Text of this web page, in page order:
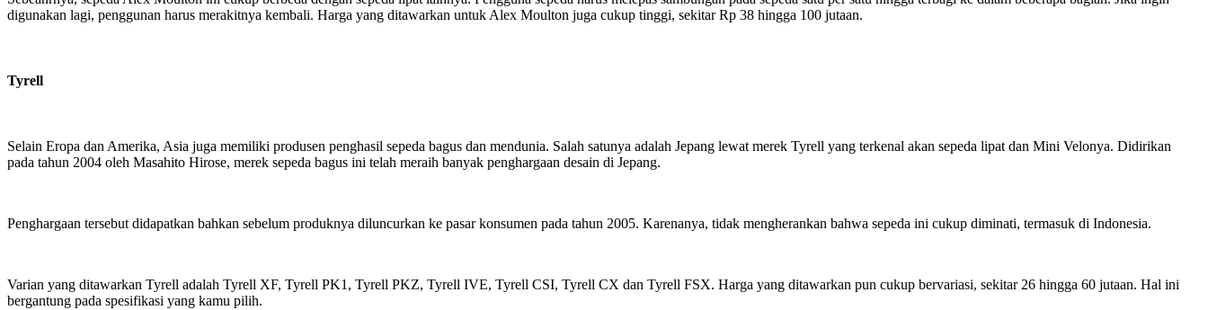
digunakan lagi, penggunan harus merakitnya kembali. Harga yang ditawarkan untuk Alex Moulton juga cukup tinggi, sekitar Rp 38 hingga 100 jutaan.
Tyrell
Selain Eropa dan Amerika, Asia juga memiliki produsen penghasil sepeda bagus dan mendunia. Salah satunya adalah Jepang lewat merek Tyrell yang terkenal akan sepeda lipat dan Mini Velonya. Didirikan
pada tahun 2004 oleh Masahito Hirose, merek sepeda bagus ini telah meraih banyak penghargaan desain di Jepang.
Penghargaan tersebut didapatkan bahkan sebelum produknya diluncurkan ke pasar konsumen pada tahun 2005. Karenanya, tidak mengherankan bahwa sepeda ini cukup diminati, termasuk di Indonesia.
Varian yang ditawarkan Tyrell adalah Tyrell XF, Tyrell PK1, Tyrell PKZ, Tyrell IVE, Tyrell CSI, Tyrell CX dan Tyrell FSX. Harga yang ditawarkan pun cukup bervariasi, sekitar 26 hingga 60 jutaan. Hal ini
bergantung pada spesifikasi yang kamu pilih.